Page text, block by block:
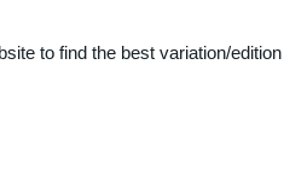
to find the best variation/edition